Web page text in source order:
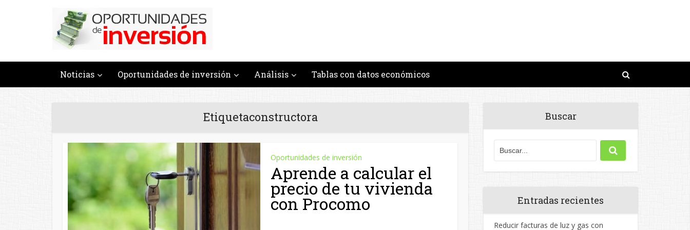
Noticias Oportunidades de inversión Análisis Tablas con datos económicos
Etiquetaconstructora
Oportunidades de inversión
Aprende a calcular el
precio de tu vivienda
con Procomo
Buscar
Entradas recientes
Reducir facturas de luz y gas con